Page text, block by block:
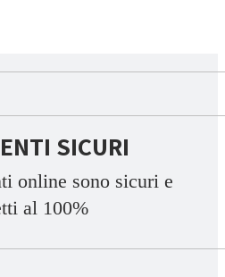
SICURI
online sono sicuri e
al 100%